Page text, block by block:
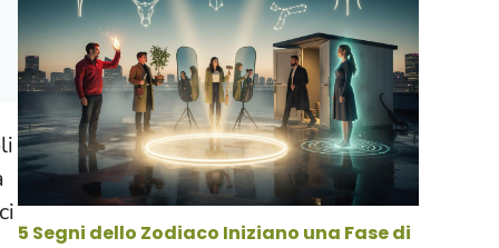
5 Segni dello Zodiaco Iniziano una Fase di